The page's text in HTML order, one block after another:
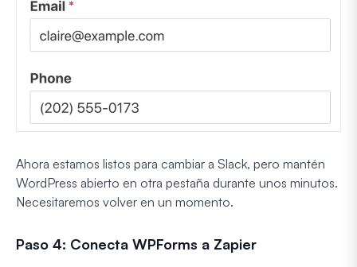
Ahora estamos listos para cambiar a Slack, pero mantén
WordPress abierto en otra pestaña durante unos minutos.
Necesitaremos volver en un momento.
Paso 4: Conecta WPForms a Zapier